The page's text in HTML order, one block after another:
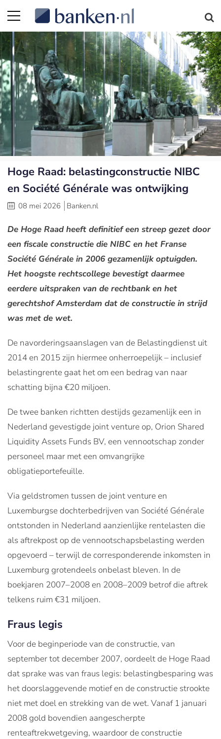
Hoge Raad: belastingconstructie NIBC
en Société Générale was ontwijking
08 mei 2026 Banken.nl
De Hoge Raad heeft definitief een streep gezet door
een fiscale constructie die NIBC en het Franse
Société Générale in 2006 gezamenlijk optuigden.
Het hoogste rechtscollege bevestigt daarmee
eerdere uitspraken van de rechtbank en het
gerechtshof Amsterdam dat de constructie in strijd
was met de wet.
De navorderingsaanslagen van de Belastingdienst uit
2014 en 2015 zijn hiermee onherroepelijk – inclusief
belastingrente gaat het om een bedrag van naar
schatting bijna €20 miljoen.
De twee banken richtten destijds gezamenlijk een in
Nederland gevestigde joint venture op, Orion Shared
Liquidity Assets Funds BV, een vennootschap zonder
personeel maar met een omvangrijke
obligatieportefeuille.
Via geldstromen tussen de joint venture en
Luxemburgse dochterbedrijven van Société Générale
ontstonden in Nederland aanzienlijke rentelasten die
als aftrekpost op de vennootschapsbelasting werden
opgevoerd – terwijl de corresponderende inkomsten in
Luxemburg grotendeels onbelast bleven. In de
boekjaren 2007–2008 en 2008–2009 betrof die aftrek
telkens ruim €31 miljoen.
Fraus legis
Voor de beginperiode van de constructie, van
september tot december 2007, oordeelt de Hoge Raad
dat sprake was van fraus legis: belastingbesparing was
het doorslaggevende motief en de constructie strookte
niet met doel en strekking van de wet. Vanaf 1 januari
2008 gold bovendien aangescherpte
renteaftrekwetgeving, waardoor de constructie